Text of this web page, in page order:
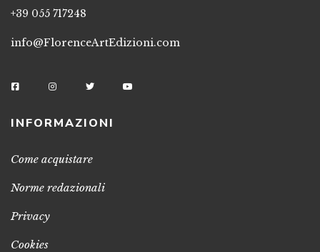
+39 055 717248
info@FlorenceArtEdizioni.com
INFORMAZIONI
Come acquistare
Norme redazionali
Privacy
Cookies